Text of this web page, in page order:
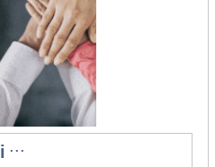
...